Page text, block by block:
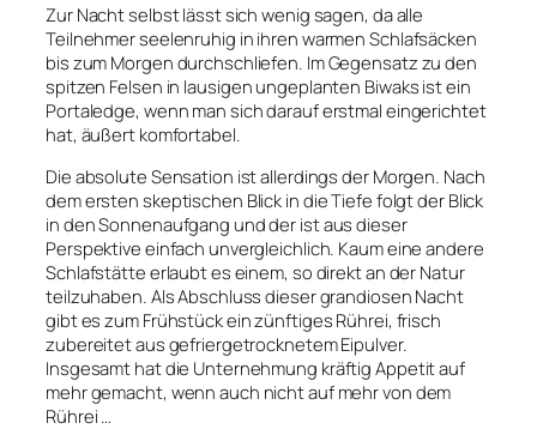
Zur Nacht selbst lässt sich wenig sagen, da alle
Teilnehmer seelenruhig in ihren warmen Schlafsäcken
bis zum Morgen durchschliefen. Im Gegensatz zu den
spitzen Felsen in lausigen ungeplanten Biwaks ist ein
Portaledge, wenn man sich darauf erstmal eingerichtet
hat, äußert komfortabel.
Die absolute Sensation ist allerdings der Morgen. Nach
dem ersten skeptischen Blick in die Tiefe folgt der Blick
in den Sonnenaufgang und der ist aus dieser
Perspektive einfach unvergleichlich. Kaum eine andere
Schlafstätte erlaubt es einem, so direkt an der Natur
teilzuhaben. Als Abschluss dieser grandiosen Nacht
gibt es zum Frühstück ein zünftiges Rührei, frisch
zubereitet aus gefriergetrocknetem Eipulver.
Insgesamt hat die Unternehmung kräftig Appetit auf
mehr gemacht, wenn auch nicht auf mehr von dem
Rührei …